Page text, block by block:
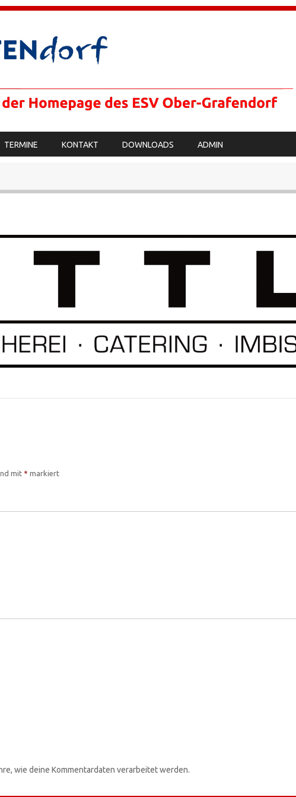
TERMINE KONTAKT DOWNLOADS ADMIN
mit * markiert
wie deine Kommentardaten verarbeitet werden.